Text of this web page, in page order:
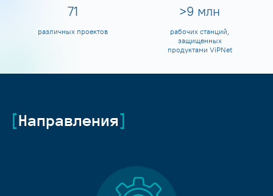
80
различных проектов
>10 млн
рабочих станций,
защищенных
продуктами ViPNet
Направления